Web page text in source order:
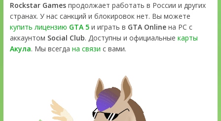
Rockstar Gamesпродолжает работать в России и других
странах. У нас санкций и блокировок нет. Вы можете
купить лицензию GTA 5и играть в GTA Onlineна PC с
аккаунтом Social Club. Доступны и официальные карты
Акула. Мы всегда на связи с вами.